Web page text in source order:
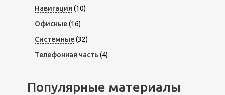
Навигация (10)
Офисные(16)
Системные(32)
Телефонная часть (4)
Популярные материалы